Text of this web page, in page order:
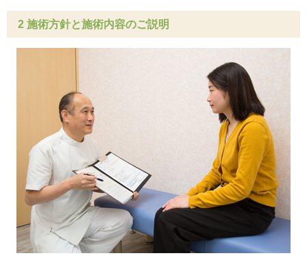
2 施術方針と施術内容のご説明